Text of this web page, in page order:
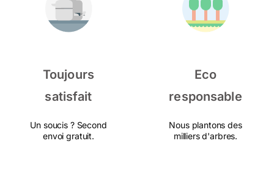
Toujours
satisfait
Un soucis ? Second
envoi gratuit.
Eco
responsable
Nous plantons des
milliers d'arbres.